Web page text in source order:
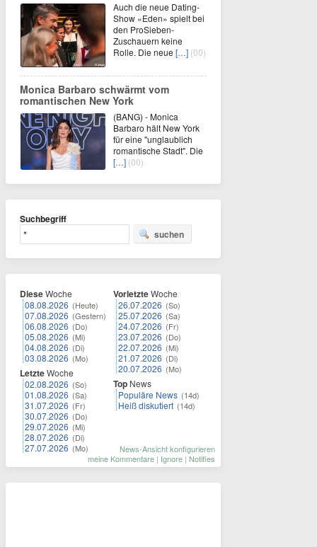
Auch die neue Dating-
Show «Eden» spielt bei
den ProSieben-
Zuschauern keine
Rolle. Die neue […] (00)
Monica Barbaro schwärmt vom
romantischen New York
(BANG) - Monica
Barbaro hält New York
für eine "unglaublich
romantische Stadt". Die
[…] (00)
Suchbegriff
suchen
DieseWoche
08.08.2026 (Heute)
07.08.2026 (Gestern)
06.08.2026 (Do)
05.08.2026 (Mi)
04.08.2026 (Di)
03.08.2026 (Mo)
LetzteWoche
02.08.2026 (So)
01.08.2026 (Sa)
31.07.2026 (Fr)
30.07.2026 (Do)
29.07.2026 (Mi)
28.07.2026 (Di)
27.07.2026 (Mo)
VorletzteWoche
26.07.2026 (So)
25.07.2026 (Sa)
24.07.2026 (Fr)
23.07.2026 (Do)
22.07.2026 (Mi)
21.07.2026 (Di)
20.07.2026 (Mo)
Top News
Populäre News (14d)
Heiß diskutiert (14d)
News-Ansicht konfigurieren
meine Kommentare | Ignore | Notifies